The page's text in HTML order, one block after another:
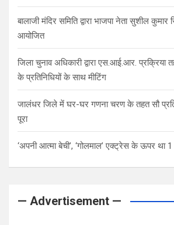
बालाजी मंदिर समिति द्वारा भाजपा नेता सुशील कुमार
आयोजित
जिला चुनाव अधिकारी द्वारा एस.आई.आर. प्रक्रिया
के प्रतिनिधियों के साथ मीटिंग
जालंधर जिले में घर-घर गणना चरण के तहत सौ
पूरा
‘अपनी आत्मा बेची’, ‘गोलमाल’ एक्ट्रेस के ऊपर था
— Advertisement —